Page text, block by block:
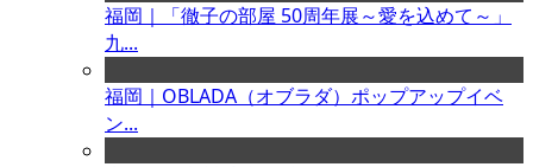
福岡｜「徹子の部屋 50周年展～愛を込めて～」
九...
福岡｜OBLADA（オブラダ）ポップアップイベ
ン...